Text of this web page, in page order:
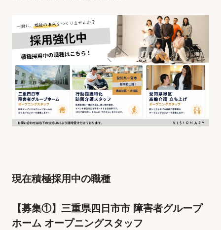
現在積極採用中の職種
【募集①】三重県四日市市 障害者グループ
ホーム オープニングスタッフ